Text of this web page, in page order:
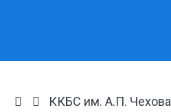
ККБС им. А.П. Чехова